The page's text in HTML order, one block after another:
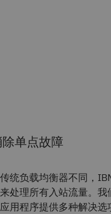
单点故障
统负载均衡器不同，
处理所有入站流量。
用程序提供多种解决选